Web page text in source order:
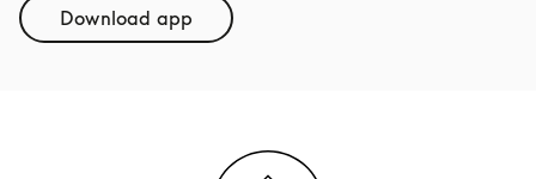
Download appLink Opens in New Tab